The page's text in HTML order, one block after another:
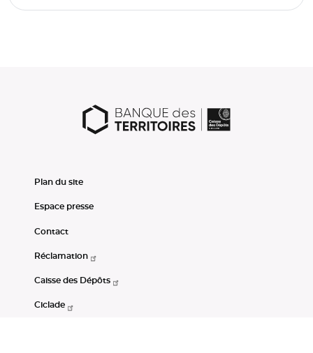
Plan du site
Espace presse
Contact
Réclamation
Caisse des Dépôts
Ciclade